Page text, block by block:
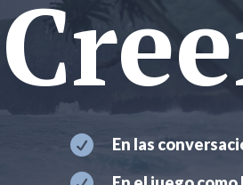
 En las